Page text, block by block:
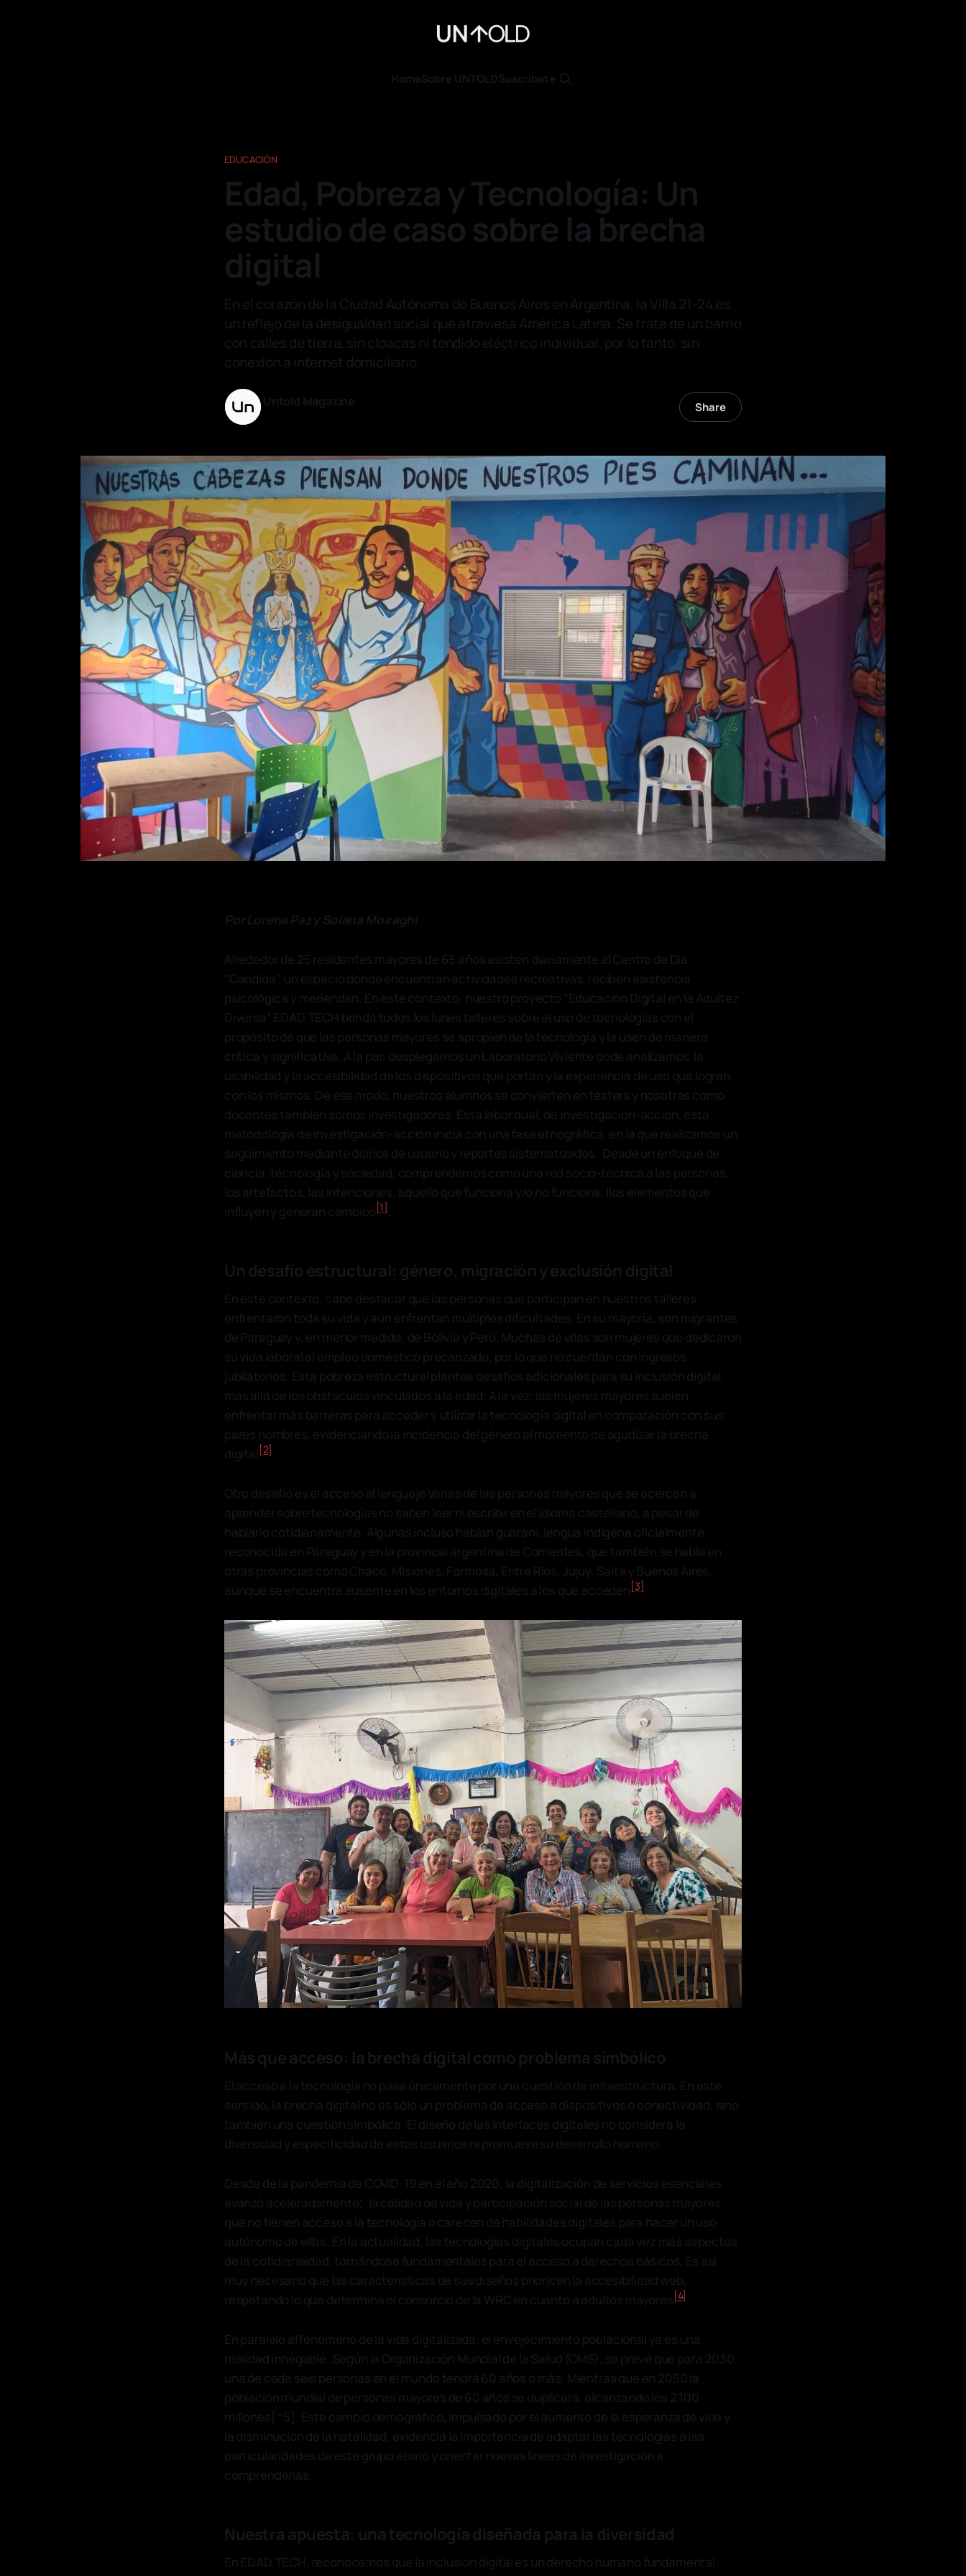
HomeSobre UNTOLDSuscríbete
EDUCACIÓN
Edad, Pobreza y Tecnología: Un
estudio de caso sobre la brecha
digital
En el corazón de la Ciudad Autónoma de Buenos Aires en Argentina, la Villa 21-24 es
un reflejo de la desigualdad social que atraviesa América Latina. Se trata de un barrio
con calles de tierra, sin cloacas ni tendido eléctrico individual, por lo tanto, sin
conexión a internet domiciliario.
Untold Magazine Share
Por Lorena Paz y Solana Moiraghi
Alrededor de 25 residentes mayores de 65 años asisten diariamente al Centro de Día
“Cándida”, un espacio donde encuentran actividades recreativas, reciben asistencia
psicológica y meriendan. En este contexto, nuestro proyecto “Educación Digital en la Adultez
Diversa” EDAD.TECH brinda todos los lunes talleres sobre el uso de tecnologías con el
propósito de que las personas mayores se apropien de la tecnología y la usen de manera
crítica y significativa. A la par, desplegamos un Laboratorio Viviente dode analizamos la
usabilidad y la accesibilidad de los dispositivos que portan y la experiencia de uso que logran
con los mismos. De ese modo, nuestros alumnos se convierten en testers y nosotras como
docentes también somos investigadoras. Esta labor dual, de investigación-acción, esta
metodología de investigación-acción inicia con una fase etnográfica, en la que realizamos un
seguimiento mediante diarios de usuario y reportes sistematizados. Desde un enfoque de
ciencia, tecnología y sociedad, comprendemos como una red socio-técnica a las personas,
los artefactos, las intenciones, aquello que funciona y/o no funciona, llos elementos que
influyen y generan cambios[1] .
Un desafío estructural: género, migración y exclusión digital
En este contexto, cabe destacar que las personas que participan en nuestros talleres
enfrentaron toda su vida y aún enfrentan múltiples dificultades. En su mayoría, son migrantes
de Paraguay y, en menor medida, de Bolivia y Perú. Muchas de ellas son mujeres que dedicaron
su vida laboral al empleo doméstico precarizado, por lo que no cuentan con ingresos
jubilatorios. Esta pobreza estructural plantea desafíos adicionales para su inclusión digital,
más allá de los obstáculos vinculados a la edad. A la vez, las mujeres mayores suelen
enfrentar más barreras para acceder y utilizar la tecnología digital en comparación con sus
pares hombres, evidenciando la incidencia del género al momento de agudizar la brecha
digital[2].
Otro desafío es el acceso al lenguaje Varias de las personas mayores que se acercan a
aprender sobre tecnologías no saben leer ni escribir en el idioma castellano, a pesar de
hablarlo cotidianamente. Algunas incluso hablan guaraní, lengua indígena oficialmente
reconocida en Paraguay y en la provincia argentina de Corrientes, que también se habla en
otras provincias como Chaco, Misiones, Formosa, Entre Ríos, Jujuy, Salta y Buenos Aires,
aunque se encuentra ausente en los entornos digitales a los que acceden[3].
Más que acceso: la brecha digital como problema simbólico
El acceso a la tecnología no pasa únicamente por una cuestión de infraestructura. En este
sentido, la brecha digital no es sólo un problema de acceso a dispositivos o conectividad, sino
también una cuestión simbólica. El diseño de las interfaces digitales no considera la
diversidad y especificidad de estos usuarios ni promueve su desarrollo humano.
Desde de la pandemia de COVID-19 en el año 2020, la digitalización de servicios esenciales
avanzó aceleradamente; la calidad de vida y participación social de las personas mayores
que no tienen acceso a la tecnología o carecen de habilidades digitales para hacer un uso
autónomo de ellas. En la actualidad, las tecnologías digitales ocupan cada vez más aspectos
de la cotidianeidad, tornándose fundamentales para el acceso a derechos básicos. Es así
muy necesario que las características de sus diseños prioricen la accesibilidad web,
respetando lo que determina el consorcio de la WRC en cuanto a adultos mayores[4].
En paralelo al fenómeno de la vida digitalizada, el envejecimiento poblacional ya es una
realidad innegable. Según la Organización Mundial de la Salud (OMS), se prevé que para 2030,
una de cada seis personas en el mundo tendrá 60 años o más. Mientras que en 2050 la
población mundial de personas mayores de 60 años se duplicará, alcanzando los 2.100
millones[^5]. Este cambio demográfico, impulsado por el aumento de la esperanza de vida y
la disminución de la natalidad, evidencia la importancia de adaptar las tecnologías a las
particularidades de este grupo etario y orientar nuevas líneas de investigación a
comprenderlas.
Nuestra apuesta: una tecnología diseñada para la diversidad
En EDAD.TECH, reconocemos que la inclusión digital es un derecho humano fundamental.